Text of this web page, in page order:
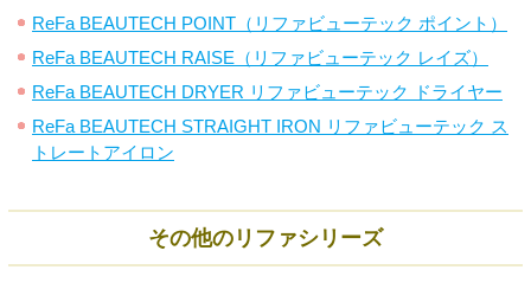
ReFa BEAUTECH POINT（リファビューテック ポイント）
ReFa BEAUTECH RAISE（リファビューテック レイズ）
ReFa BEAUTECH DRYER リファビューテック ドライヤー
ReFa BEAUTECH STRAIGHT IRON リファビューテック ス
トレートアイロン
その他のリファシリーズ